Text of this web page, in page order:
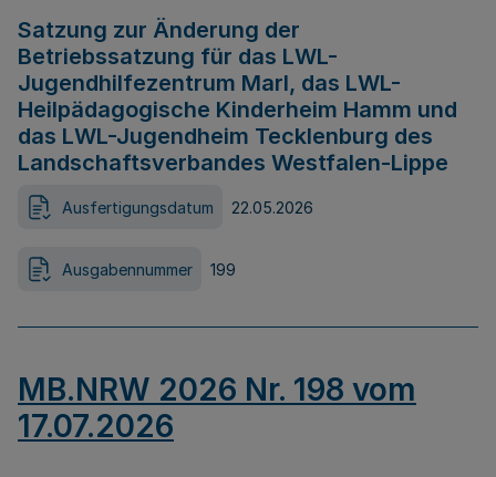
Satzung zur Änderung der
Betriebssatzung für das LWL-
Jugendhilfezentrum Marl, das LWL-
Heilpädagogische Kinderheim Hamm und
das LWL-Jugendheim Tecklenburg des
Landschaftsverbandes Westfalen-Lippe
Ausfertigungsdatum 22.05.2026
Ausgabennummer 199
MB.NRW 2026 Nr. 198 vom
17.07.2026